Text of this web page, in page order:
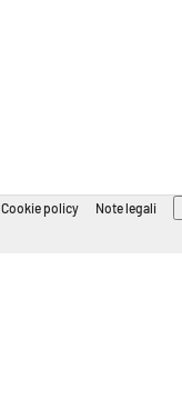
Cookie policy Note legali